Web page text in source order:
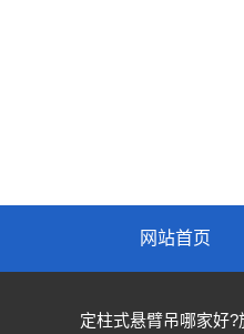
网站首页
定柱式悬臂吊哪家好